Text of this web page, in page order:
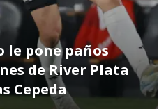
le pone paños
de River Plata
Cepeda